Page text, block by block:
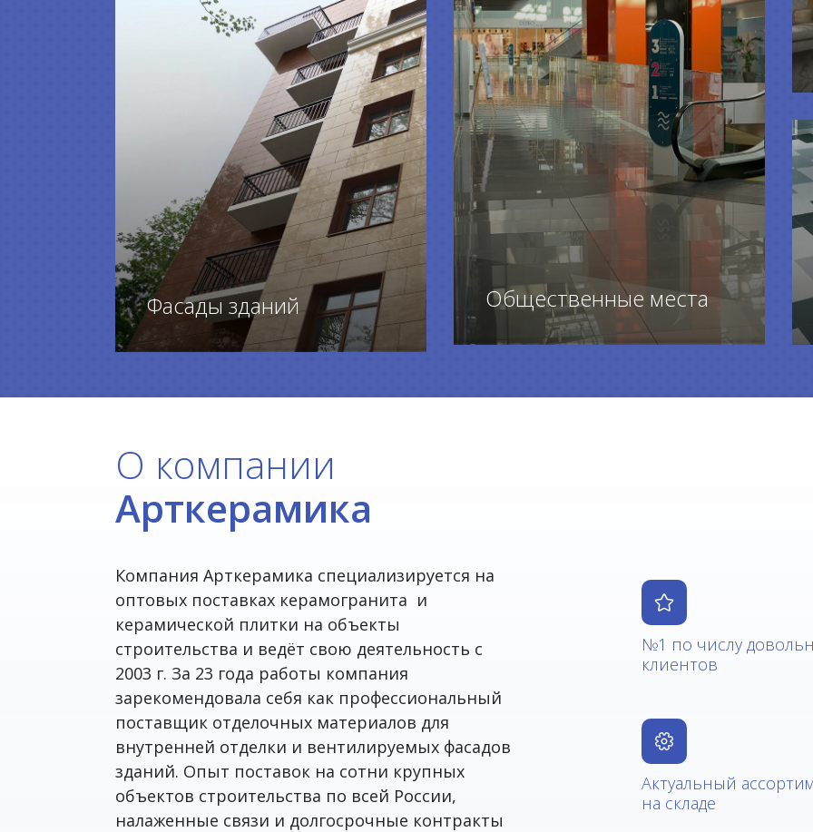
Фасады зданий Общественные места
О компании
Арткерамика
Компания Арткерамика специализируется на
оптовых поставках керамогранита и
керамической плитки на объекты
строительства и ведёт свою деятельность с
2003 г. За 23 года работы компания
зарекомендовала себя как профессиональный
поставщик отделочных материалов для
внутренней отделки и вентилируемых фасадов
зданий. Опыт поставок на сотни крупных
объектов строительства по всей России,
налаженные связи и долгосрочные контракты
№1 по числу
клиентов
Актуальный
на складе